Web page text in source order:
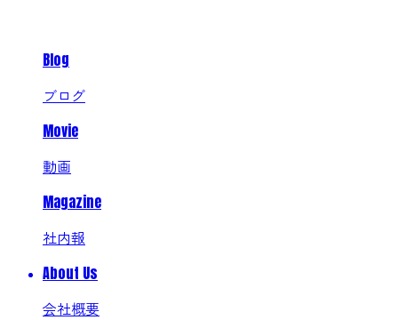
Blog
ブログ
Movie
動画
Magazine
社内報
About Us
会社概要